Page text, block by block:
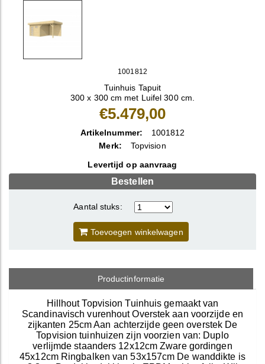
1001812
Tuinhuis Tapuit
300 x 300 cm met Luifel 300 cm.
€5.479,00
Artikelnummer:
1001812
Merk:
Topvision
Levertijd op aanvraag
Bestellen
Aantal stuks:
Toevoegen winkelwagen
Productinformatie
Hillhout Topvision Tuinhuis gemaakt van
Scandinavisch vurenhout Overstek aan voorzijde en
zijkanten 25cm Aan achterzijde geen overstek De
Topvision tuinhuizen zijn voorzien van: Duplo
verlijmde staanders 12x12cm Zware gordingen
45x12cm Ringbalken van 53x157cm De wanddikte is